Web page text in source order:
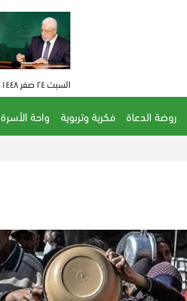
السبت ٢٤ صفر ١٤٤٨ هـ - 8 أغسطس 2026 م - الساعة 05:44 م
روضة الدعاة فكرية وتربوية واحة الأسرة